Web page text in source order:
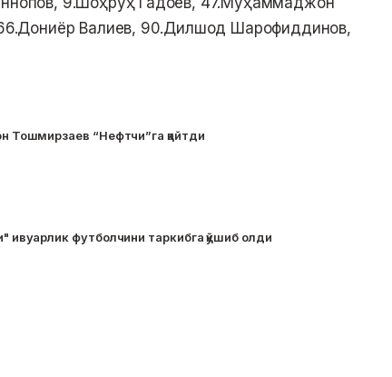
Валиев, 90.Дилшод Шарофиддинов,
Тошмирзаев “Нефтчи”га қайтди
ивуарлик футболчини таркибга қўшиб олди